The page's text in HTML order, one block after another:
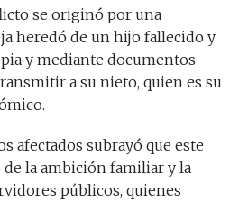
se originó por una
heredó de un hijo fallecido y
y mediante documentos
a su nieto, quien es su
afectados subrayó que este
la ambición familiar y la
públicos, quienes